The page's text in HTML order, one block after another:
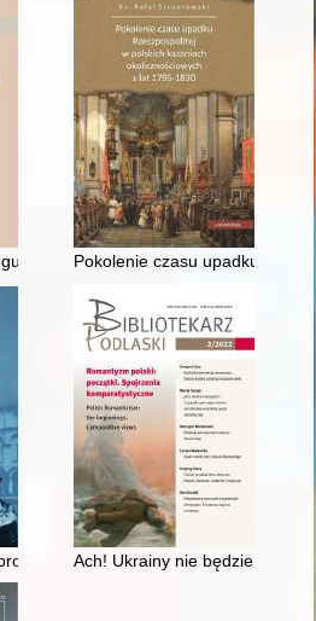
o wojnie polsko-bolszewickiej
Pokolenie czasu upadku
uniwersytetów Drugiej
Ach! Ukrainy nie będzie!" : o